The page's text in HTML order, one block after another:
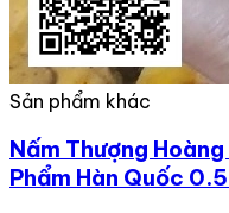
Sản phẩm khác
Nấm Thượng
Phẩm Hàn Quốc